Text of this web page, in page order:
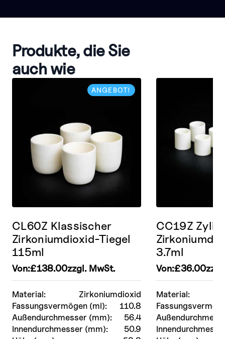
Produkte, die Sie
auch wie
ANGEBOT!
Material:
Zirkoniumdioxid
Fassungsvermögen (ml):
110.8
Außendurchmesser (mm):
56.4
Innendurchmesser (mm):
50.9
CL60Z Klassischer
Zirkoniumdioxid-Tiegel
115ml
Von:£138.00zzgl. MwSt.
Material:
CC19Z
3.7ml
Von:£36.00